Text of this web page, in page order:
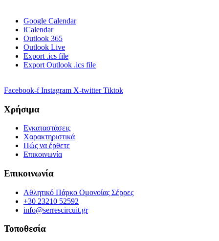
Google Calendar
iCalendar
Outlook 365
Outlook Live
Export .ics file
Export Outlook .ics file
Facebook-f Instagram X-twitter Tiktok
Χρήσιμα
Εγκαταστάσεις
Χαρακτηριστικά
Πώς να έρθετε
Επικοινωνία
Επικοινωνία
Αθλητικό Πάρκο Ομονοίας Σέρρες
+30 23210 52592
info@serrescircuit.gr
Τοποθεσία